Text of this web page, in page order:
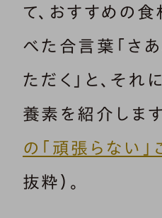
て、おすすめの
べた合言葉「さ
ただく」と、それ
養素を紹介しま
の「頑張らない」
抜粋）。